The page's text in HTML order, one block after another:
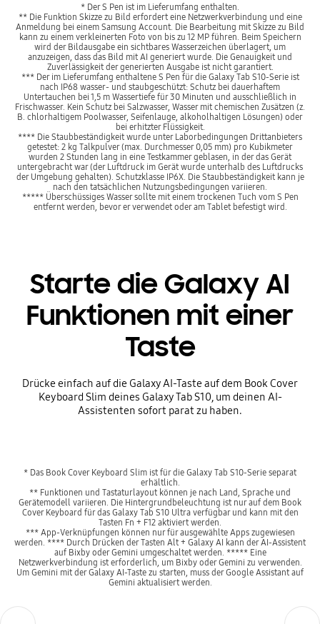
* Der S Pen ist im Lieferumfang enthalten.
** Die Funktion Skizze zu Bild erfordert eine Netzwerkverbindung und eine
Anmeldung bei einem Samsung Account. Die Bearbeitung mit Skizze zu Bild
kann zu einem verkleinerten Foto von bis zu 12 MP führen. Beim Speichern
wird der Bildausgabe ein sichtbares Wasserzeichen überlagert, um
anzuzeigen, dass das Bild mit AI generiert wurde. Die Genauigkeit und
Zuverlässigkeit der generierten Ausgabe ist nicht garantiert.
*** Der im Lieferumfang enthaltene S Pen für die Galaxy Tab S10-Serie ist
nach IP68 wasser- und staubgeschützt: Schutz bei dauerhaftem
Untertauchen bei 1,5 m Wassertiefe für 30 Minuten und ausschließlich in
Frischwasser. Kein Schutz bei Salzwasser, Wasser mit chemischen Zusätzen (z.
B. chlorhaltigem Poolwasser, Seifenlauge, alkoholhaltigen Lösungen) oder
bei erhitzter Flüssigkeit.
**** Die Staubbeständigkeit wurde unter Laborbedingungen Drittanbieters
getestet: 2 kg Talkpulver (max. Durchmesser 0,05 mm) pro Kubikmeter
wurden 2 Stunden lang in eine Testkammer geblasen, in der das Gerät
untergebracht war (der Luftdruck im Gerät wurde unterhalb des Luftdrucks
der Umgebung gehalten). Schutzklasse IP6X. Die Staubbeständigkeit kann je
nach den tatsächlichen Nutzungsbedingungen variieren.
***** Überschüssiges Wasser sollte mit einem trockenen Tuch vom S Pen
entfernt werden, bevor er verwendet oder am Tablet befestigt wird.
Starte die Galaxy AI
Funktionen mit einer
Taste
Drücke einfach auf die Galaxy AI-Taste auf dem Book Cover
Keyboard Slim deines Galaxy Tab S10, um deinen AI-
Assistenten sofort parat zu haben.
* Das Book Cover Keyboard Slim ist für die Galaxy Tab S10-Serie separat
erhältlich.
** Funktionen und Tastaturlayout können je nach Land, Sprache und
Gerätemodell variieren. Die Hintergrundbeleuchtung ist nur auf dem Book
Cover Keyboard für das Galaxy Tab S10 Ultra verfügbar und kann mit den
Tasten Fn + F12 aktiviert werden.
*** App-Verknüpfungen können nur für ausgewählte Apps zugewiesen
werden. **** Durch Drücken der Tasten Alt + Galaxy AI kann der AI-Assistent
auf Bixby oder Gemini umgeschaltet werden. ***** Eine
Netzwerkverbindung ist erforderlich, um Bixby oder Gemini zu verwenden.
Um Gemini mit der Galaxy AI-Taste zu starten, muss der Google Assistant auf
Gemini aktualisiert werden.